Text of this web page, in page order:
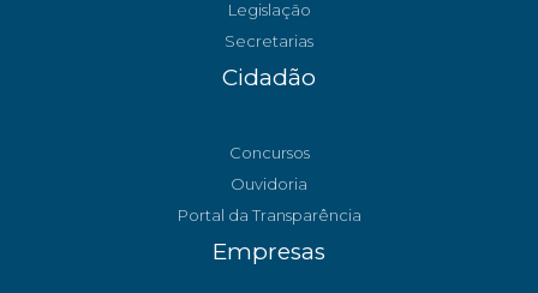
Legislação
Secretarias
Cidadão
Concursos
Ouvidoria
Portal da Transparência
Empresas